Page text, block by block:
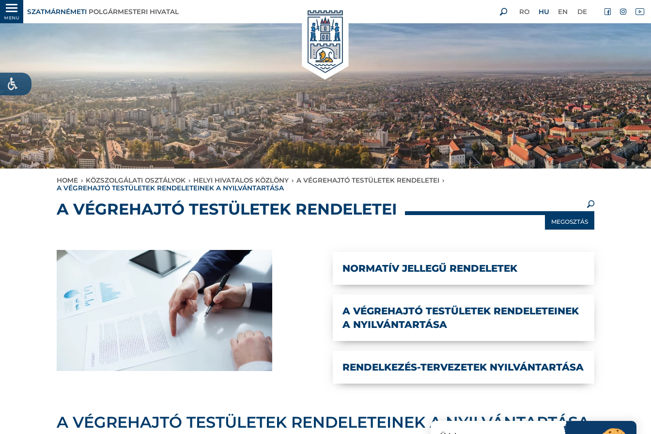
MENU
SZATMÁRNÉMETI POLGÁRMESTERI HIVATAL RO HU EN DE
HOME › KÖZSZOLGÁLATI OSZTÁLYOK › HELYI HIVATALOS KÖZLÖNY › A VÉGREHAJTÓ TESTÜLETEK RENDELETEI ›
A VÉGREHAJTÓ TESTÜLETEK RENDELETEINEK A NYILVÁNTARTÁSA
A VÉGREHAJTÓ TESTÜLETEK RENDELETEI
MEGOSZTÁS
NORMATÍV JELLEGŰ RENDELETEK
A VÉGREHAJTÓ TESTÜLETEK RENDELETEINEK
A NYILVÁNTARTÁSA
RENDELKEZÉS-TERVEZETEK NYILVÁNTARTÁSA
A VÉGREHAJTÓ TESTÜLETEK RENDELETEINEK A NYILVÁNTARTÁSA